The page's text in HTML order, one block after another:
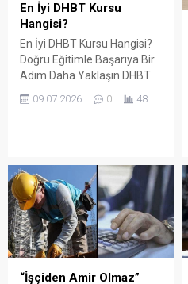
En İyi DHBT Kursu
Hangisi?
En İyi DHBT Kursu Hangisi?
Doğru Eğitimle Başarıya Bir
Adım Daha Yaklaşın DHBT
(Din Hizmetleri Alan Bilgisi
Testi), Diyanet İşleri
Her yıl binlerce aday bu
sınavda yüksek puan
alabilmek için farklı eğitim
kaynaklarına yöneliyor.
Ancak en sık sorulan
sorulardan...
09.07.2026 0 48
“İşçiden Amir Olmaz”